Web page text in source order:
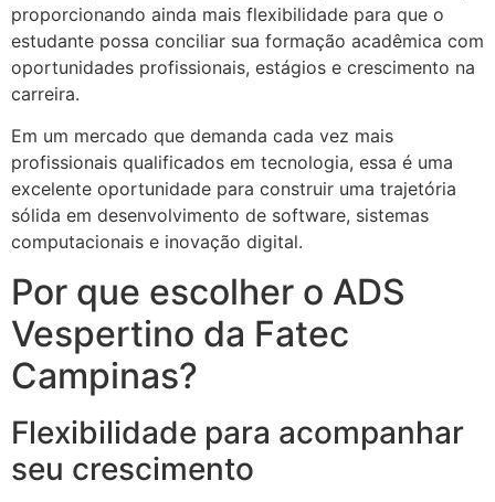
proporcionando ainda mais flexibilidade para que o
estudante possa conciliar sua formação acadêmica com
oportunidades profissionais, estágios e crescimento na
carreira.
Em um mercado que demanda cada vez mais
profissionais qualificados em tecnologia, essa é uma
excelente oportunidade para construir uma trajetória
sólida em desenvolvimento de software, sistemas
computacionais e inovação digital.
Por que escolher o ADS
Vespertino da Fatec
Campinas?
Flexibilidade para acompanhar
seu crescimento